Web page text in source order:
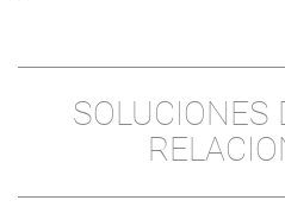
SOLUCIONES